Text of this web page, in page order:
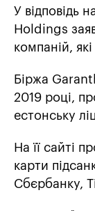
У відповідь
Holdings
компаній,
Біржа
2019 році,
естонську
На її сайті
карти
Сбєрбанку,